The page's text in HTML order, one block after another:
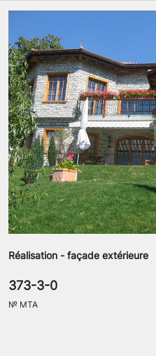
Réalisation - façade extérieure
373-3-0
№ MTA